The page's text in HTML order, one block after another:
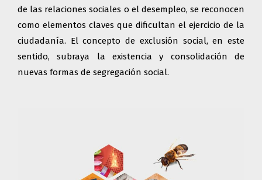
de las relaciones sociales o el desempleo, se reconocen
como elementos claves que dificultan el ejercicio de la
ciudadanía. El concepto de exclusión social, en este
sentido, subraya la existencia y consolidación de
nuevas formas de segregación social.